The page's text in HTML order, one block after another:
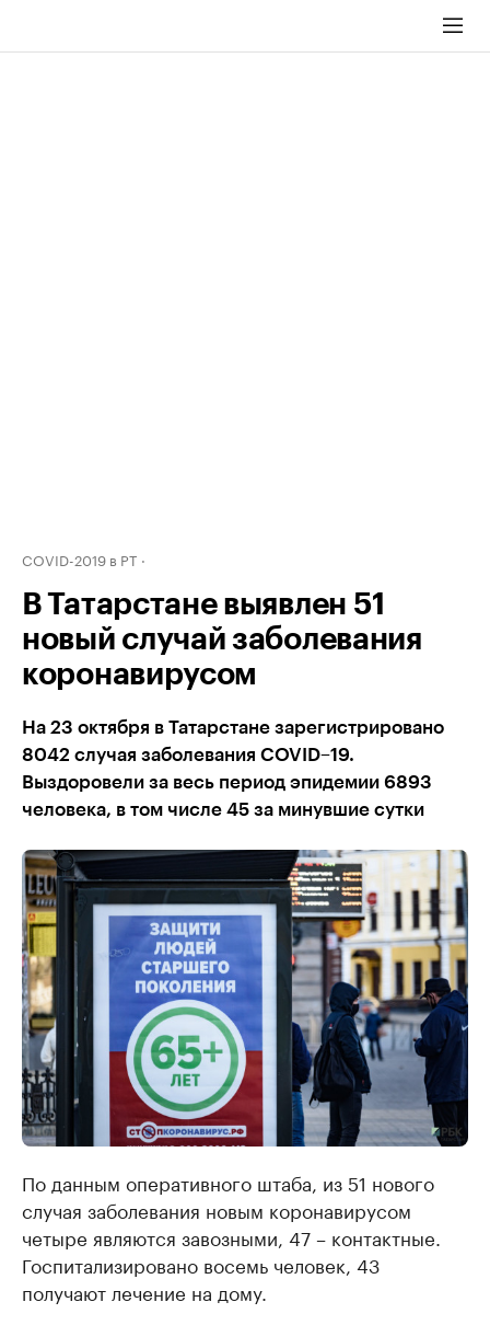
COVID-2019 в РТ
В Татарстане выявлен 51
новый случай заболевания
коронавирусом
На 23 октября в Татарстане зарегистрировано
8042 случая заболевания COVID–19.
Выздоровели за весь период эпидемии 6893
человека, в том числе 45 за минувшие сутки
По данным оперативного штаба, из 51 нового
случая заболевания новым коронавирусом
четыре являются завозными, 47 – контактные.
Госпитализировано восемь человек, 43
получают лечение на дому.